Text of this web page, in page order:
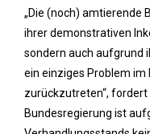
„Die (noch) amtierende
ihrer demonstrativen
sondern auch aufgrund
ein einziges Problem
zurückzutreten“,
Bundesregierung ist